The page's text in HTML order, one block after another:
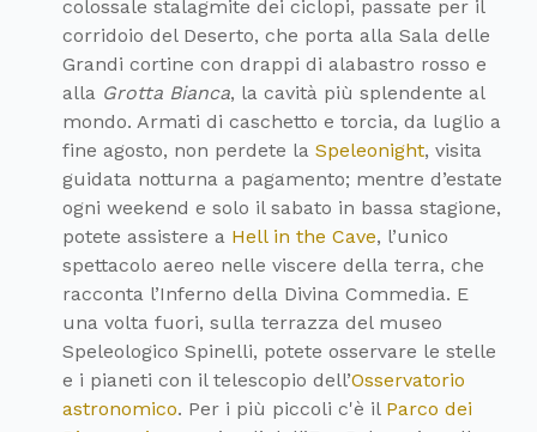
colossale stalagmite dei ciclopi, passate per il
corridoio del Deserto, che porta alla Sala delle
Grandi cortine con drappi di alabastro rosso e
alla Grotta Bianca, la cavità più splendente al
mondo. Armati di caschetto e torcia, da luglio a
fine agosto, non perdete laSpeleonight, visita
guidata notturna a pagamento; mentre d’estate
ogni weekend e solo il sabato in bassa stagione,
potete assistere a Hell in the Cave, l’unico
spettacolo aereo nelle viscere della terra, che
racconta l’Inferno della Divina Commedia. E
una volta fuori, sulla terrazza del museo
Speleologico Spinelli, potete osservare le stelle
e i pianeti con il telescopio dell’Osservatorio
astronomico. Per i più piccoli c'è il Parco dei